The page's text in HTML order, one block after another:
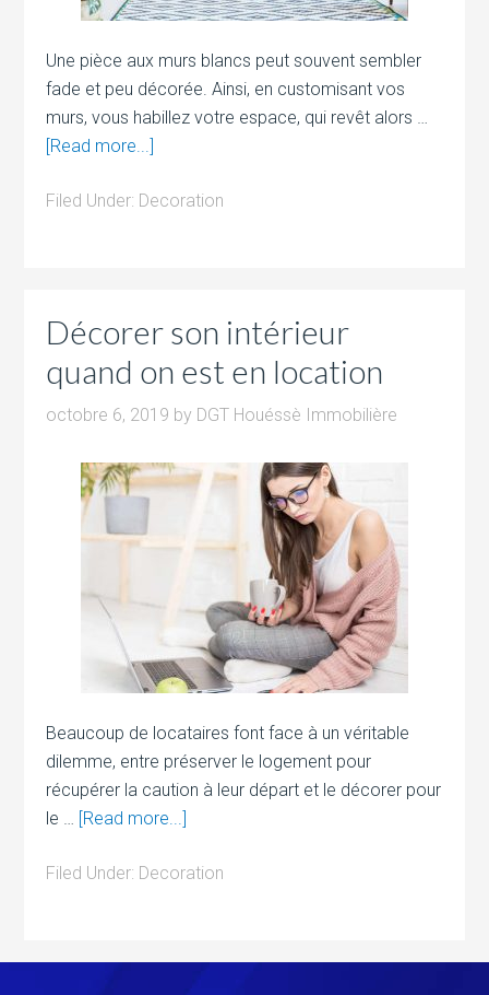
Une pièce aux murs blancs peut souvent sembler
fade et peu décorée. Ainsi, en customisant vos
murs, vous habillez votre espace, qui revêt alors …
[Read more...]
Filed Under: Decoration
Décorer son intérieur
quand on est en location
octobre 6, 2019 by DGT Houéssè Immobilière
Beaucoup de locataires font face à un véritable
dilemme, entre préserver le logement pour
récupérer la caution à leur départ et le décorer pour
le … [Read more...]
Filed Under: Decoration